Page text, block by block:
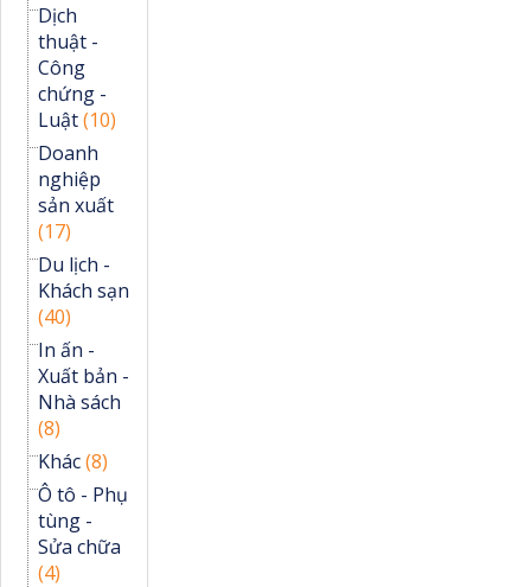
Dịch
thuật -
Công
chứng -
Luật(10)
Doanh
nghiệp
sản xuất
(17)
Du lịch -
Khách sạn
(40)
In ấn -
Xuất bản -
Nhà sách
(8)
Khác(8)
Ô tô - Phụ
tùng -
Sửa chữa
(4)